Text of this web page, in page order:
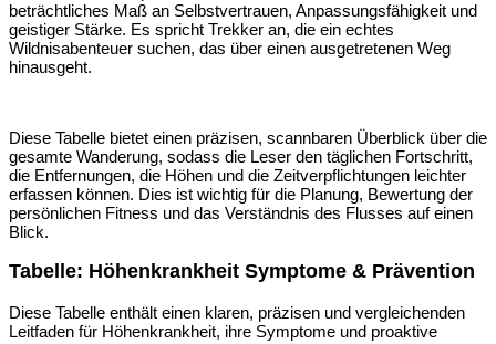
beträchtliches Maß an Selbstvertrauen, Anpassungsfähigkeit und
geistiger Stärke. Es spricht Trekker an, die ein echtes
Wildnisabenteuer suchen, das über einen ausgetretenen Weg
hinausgeht.
Diese Tabelle bietet einen präzisen, scannbaren Überblick über die
gesamte Wanderung, sodass die Leser den täglichen Fortschritt,
die Entfernungen, die Höhen und die Zeitverpflichtungen leichter
erfassen können. Dies ist wichtig für die Planung, Bewertung der
persönlichen Fitness und das Verständnis des Flusses auf einen
Blick.
Tabelle: Höhenkrankheit Symptome & Prävention
Diese Tabelle enthält einen klaren, präzisen und vergleichenden
Leitfaden für Höhenkrankheit, ihre Symptome und proaktive